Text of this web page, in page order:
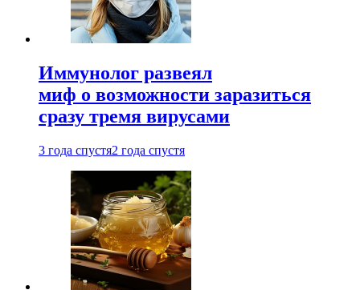
Иммунолог развеял
миф о возможности заразиться
сразу тремя вирусами
3 года спустя2 года спустя